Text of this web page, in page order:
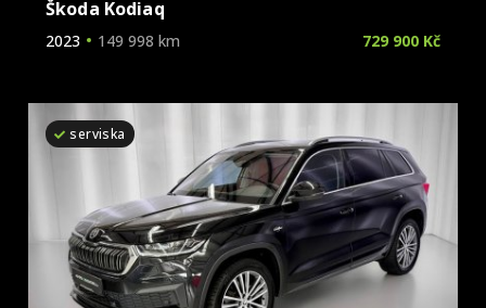
Škoda Kodiaq
2023 149 998 km 729 900 Kč
serviska